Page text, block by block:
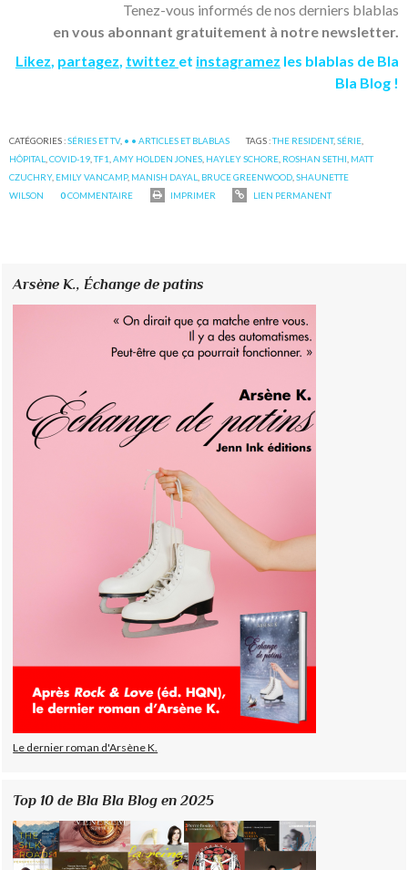
Tenez-vous informés de nos derniers blablas
en vous abonnant gratuitement à notre newsletter.
Likez, partagez, twittez et instagramez les blablas de Bla
Bla Blog !
CATÉGORIES :SÉRIES ET TV, • • ARTICLES ET BLABLAS TAGS :THE RESIDENT,SÉRIE
HÔPITAL ,COVID-19 ,TF1 ,AMY HOLDEN JONES HAYLEY SCHORE ROSHAN SETHI MATT
CZUCHRY, EMILY VANCAMP, MANISH DAYAL BRUCE GREENWOOD ,SHAUNETTE
WILSON
0COMMENTAIRE IMPRIMER LIEN PERMANENT
Arsène K.,Échange de patins
Le dernier roman d'Arsène K.
Top 10 de Bla Bla Blog en 2025